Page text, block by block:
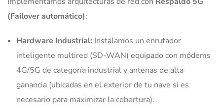
(Failover automático):
Hardware Industrial: Instalamos un enrutador
inteligente multired (SD-WAN) equipado con módems
4G/5G de categoría industrial y antenas de alta
ganancia (ubicadas en el exterior de tu nave si es
necesario para maximizar la cobertura).